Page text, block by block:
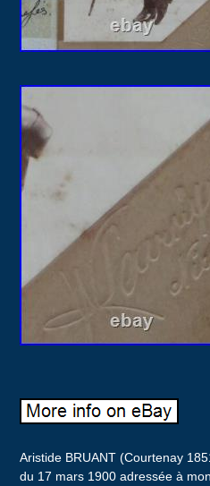
Aristide BRUANT (Courtenay
du 17 mars 1900 adressée à